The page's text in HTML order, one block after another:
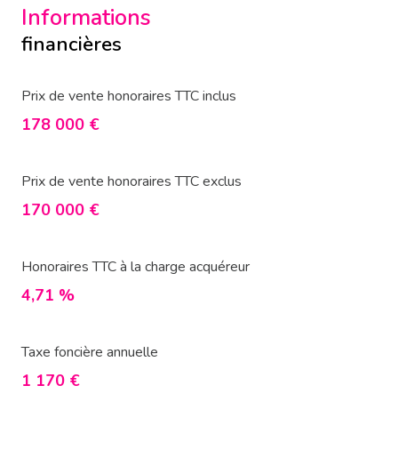
Informations
financières
Prix de vente honoraires TTC inclus
178 000 €
Prix de vente honoraires TTC exclus
170 000 €
Honoraires TTC à la charge acquéreur
4,71 %
Taxe foncière annuelle
1 170 €